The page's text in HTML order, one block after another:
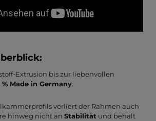
Extrusion bis zur liebenvollen
% Made in Germany.
verliert der Rahmen auch
hinweg nicht an Stabilitätund behält